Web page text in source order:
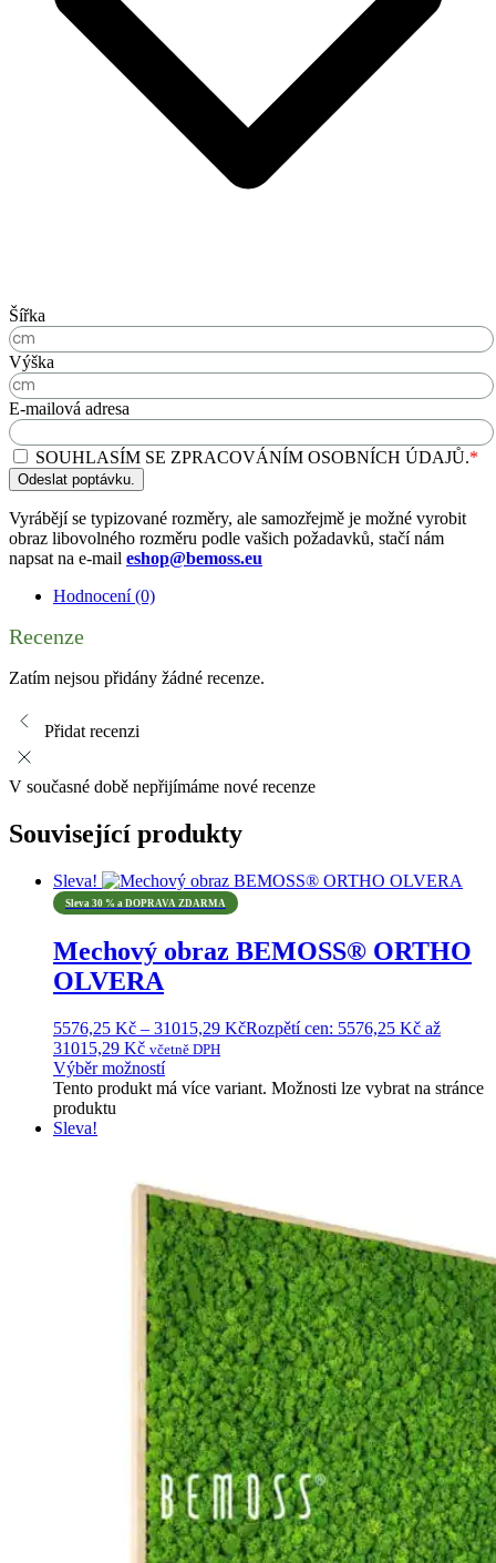
Šířka
Výška
E-mailová adresa
SOUHLASÍM SE ZPRACOVÁNÍM OSOBNÍCH ÚDAJŮ.*
Odeslat poptávku.
Vyrábějí se typizované rozměry, ale samozřejmě je možné vyrobit
obraz libovolného rozměru podle vašich požadavků, stačí nám
napsat na e-mail eshop@bemoss.eu
Hodnocení (0)
Recenze
Zatím nejsou přidány žádné recenze.
Přidat recenzi
V současné době nepřijímáme nové recenze
Související produkty
Sleva!
Sleva 30 % a DOPRAVA ZDARMA
Mechový obraz BEMOSS® ORTHO
OLVERA
5576,25 Kč – 31015,29 KčRozpětí cen: 5576,25 Kč až
31015,29 Kč včetně DPH
Výběr možností
Tento produkt má více variant. Možnosti lze vybrat na stránce
produktu
Sleva!